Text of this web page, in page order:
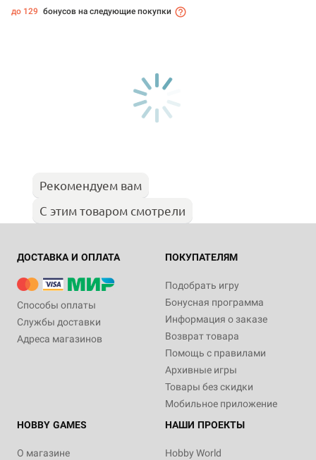
до 129 бонусов на следующие покупки
Рекомендуем вам
С этим товаром смотрели
ДОСТАВКА И ОПЛАТА
Способы оплаты
Службы доставки
Адреса магазинов
ПОКУПАТЕЛЯМ
Подобрать игру
Бонусная программа
Информация о заказе
Возврат товара
Помощь с правилами
Архивные игры
Товары без скидки
Мобильное приложение
HOBBY GAMES
О магазине
НАШИ ПРОЕКТЫ
Hobby World